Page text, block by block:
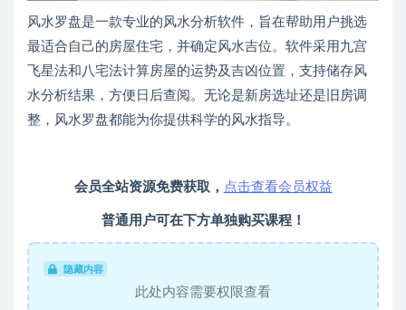
风水罗盘是一款专业的风水分析软件，旨在帮助用户挑选
最适合自己的房屋住宅，并确定风水吉位。软件采用九宫
飞星法和八宅法计算房屋的运势及吉凶位置，支持储存风
水分析结果，方便日后查阅。无论是新房选址还是旧房调
整，风水罗盘都能为你提供科学的风水指导。
会员全站资源免费获取， 点击查看会员权益
普通用户可在下方单独购买课程！
隐藏内容
此处内容需要权限查看